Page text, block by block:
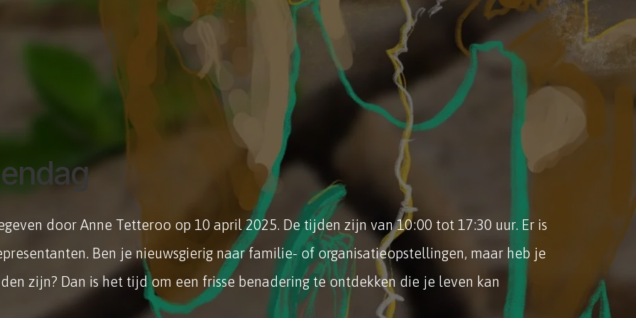
door Anne Tetteroo op 10 april 2025. De tijden zijn van 10:00 tot 17:30 uur. Er is
Ben je nieuwsgierig naar familie- of organisatieopstellingen, maar heb je
zijn? Dan is het tijd om een frisse benadering te ontdekken die je leven kan